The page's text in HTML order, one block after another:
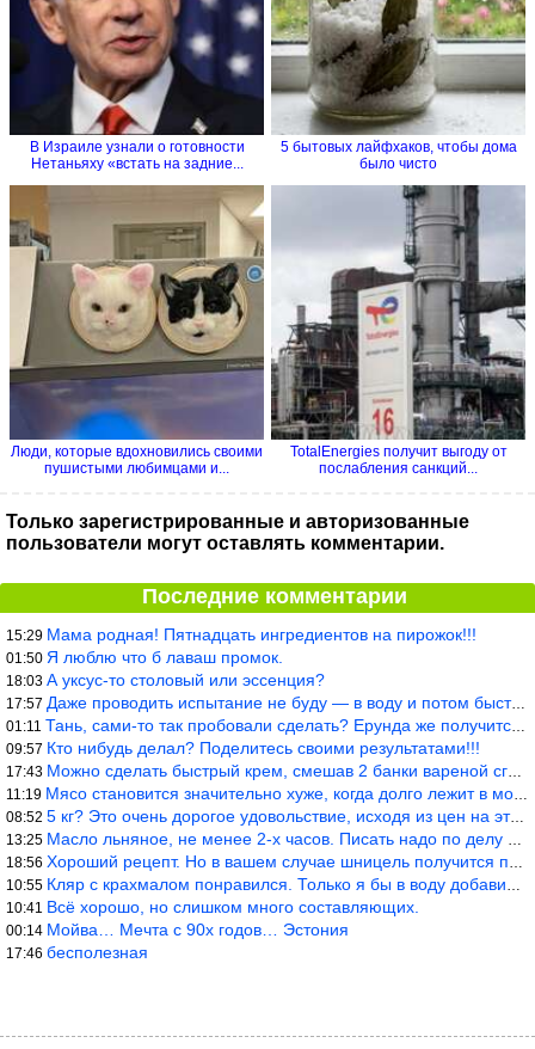
В Израиле узнали о готовности
Нетаньяху «встать на задние...
5 бытовых лайфхаков, чтобы дома
было чисто
Люди, которые вдохновились своими
пушистыми любимцами и...
TotalEnergies получит выгоду от
послабления санкций...
Только зарегистрированные и авторизованные
пользователи могут оставлять комментарии.
Последние комментарии
15:29 Мама родная! Пятнадцать ингредиентов на пирожок!!!
01:50 Я люблю что б лаваш промок.
18:03 А уксус-то столовый или эссенция?
17:57 Даже проводить испытание не буду — в воду и потом быстро в раска
01:11 Тань, сами-то так пробовали сделать? Ерунда же получится. Нет, с
09:57 Кто нибудь делал? Поделитесь своими результатами!!!
17:43 Можно сделать быстрый крем, смешав 2 банки вареной сгущенки со с
11:19 Мясо становится значительно хуже, когда долго лежит в морозилке
08:52 5 кг? Это очень дорогое удовольствие, исходя из цен на эту ягоду
13:25 Масло льняное, не менее 2-х часов. Писать надо по делу и подробн
18:56 Хороший рецепт. Но в вашем случае шницель получится парено-варен
10:55 Кляр с крахмалом понравился. Только я бы в воду добавил бы молок
10:41 Всё хорошо, но слишком много составляющих.
00:14 Мойва… Мечта с 90х годов… Эстония
17:46 бесполезная